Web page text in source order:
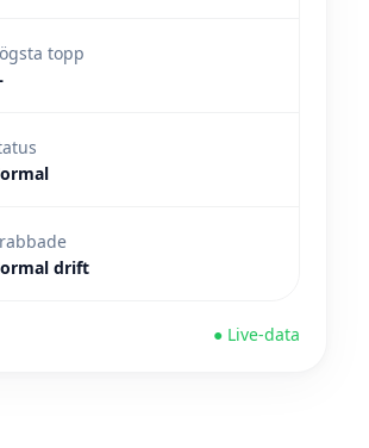
topp
drift
● Live-data